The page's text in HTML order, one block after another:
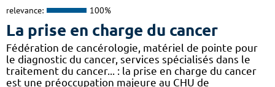
relevance: 100%
La prise en charge du cancer
Fédération de cancérologie, matériel de pointe pour
le diagnostic du cancer, services spécialisés dans le
traitement du cancer... : la prise en charge du cancer
est une préoccupation majeure au CHU de